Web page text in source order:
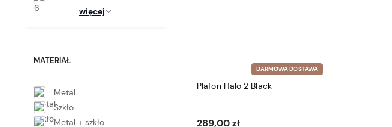
więcej
MATERIAŁ
Metal
Szkło
Metal + szkło
DARMOWA DOSTAWA
Plafon Halo 2 Black
289,00 zł